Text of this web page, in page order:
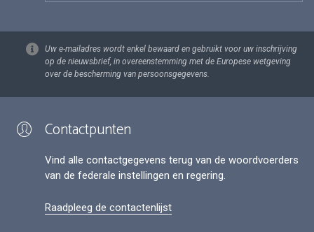
Uw e-mailadres wordt enkel bewaard en gebruikt voor uw inschrijving
op de nieuwsbrief, in overeenstemming met de Europese wetgeving
over de bescherming van persoonsgegevens.
Contactpunten
Vind alle contactgegevens terug van de woordvoerders
van de federale instellingen en regering.
Raadpleeg de contactenlijst